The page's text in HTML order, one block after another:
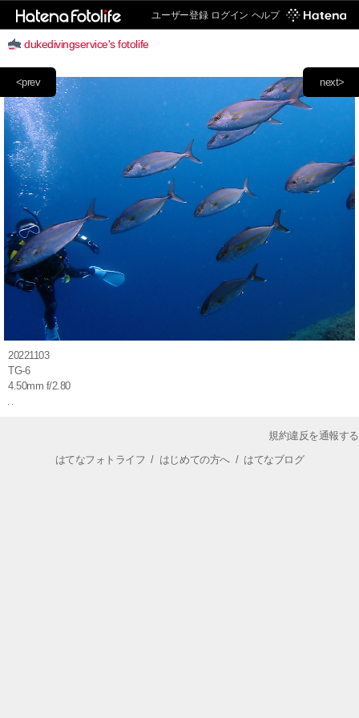
ユーザー登録 ログイン ヘルプ
dukedivingservice's fotolife
next>
<prev
20221103
TG-6
4.50mm f/2.80
規約違反を通報する
はてなフォトライフ / はじめての方へ/ はてなブログ